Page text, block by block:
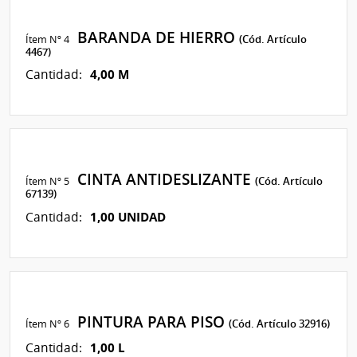
Ítem Nº 4 BARANDA DE HIERRO(Cód. Artículo
4467)
Cantidad: 4,00 M
Ítem Nº 5 CINTA ANTIDESLIZANTE(Cód. Artículo
67139)
Cantidad: 1,00 UNIDAD
Ítem Nº 6 PINTURA PARA PISO(Cód. Artículo 32916)
Cantidad: 1,00 L